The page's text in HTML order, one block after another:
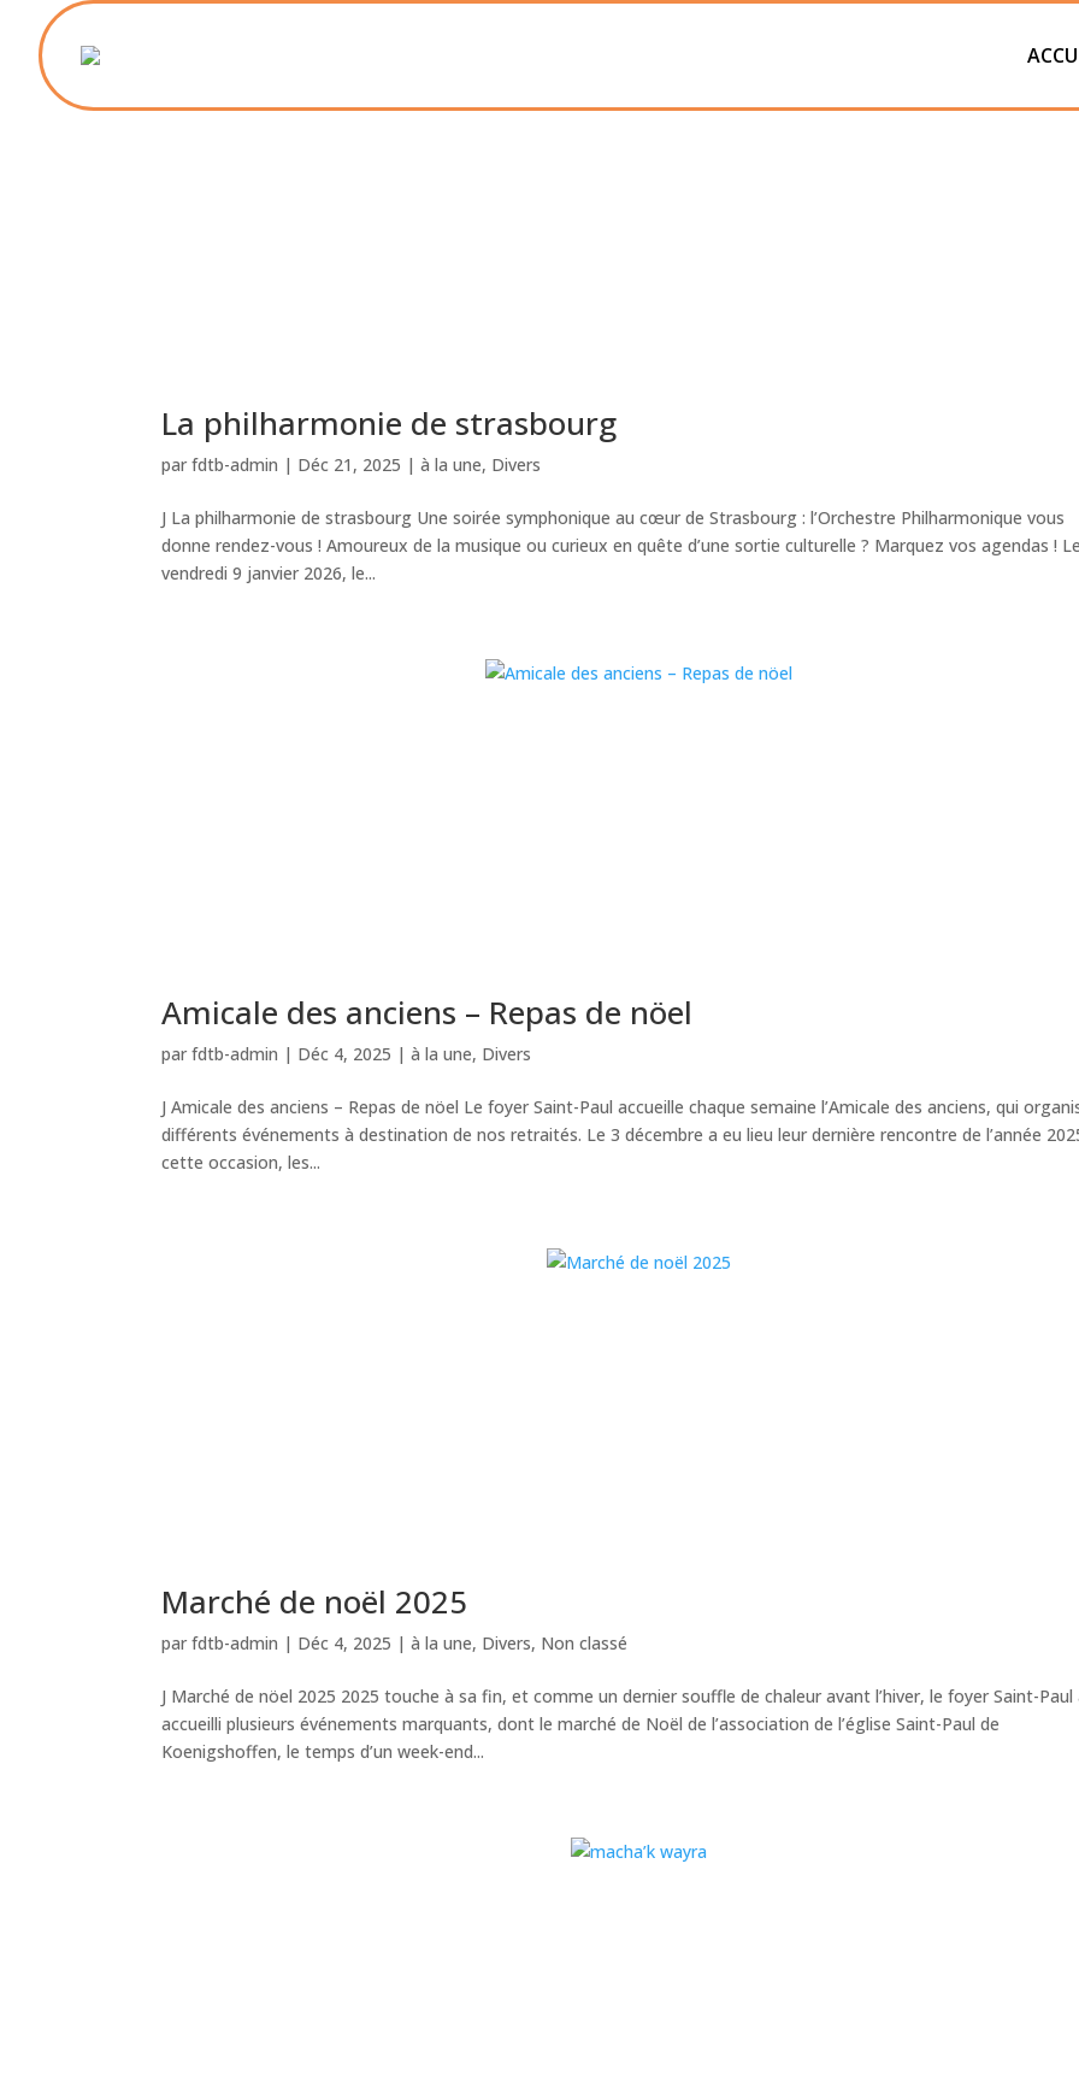
La philharmonie de strasbourg
parfdtb-admin | Déc 21, 2025 |à la une, Divers
J La philharmonie de strasbourg Une soirée symphonique au cœur de Strasbourg : l’Orchestre Philharmonique vous
donne rendez-vous ! Amoureux de la musique ou curieux en quête d’une sortie culturelle ? Marquez vos agendas !
vendredi 9 janvier 2026, le...
Amicale des anciens – Repas de nöel
parfdtb-admin | Déc 4, 2025 |à la une, Divers
J Amicale des anciens – Repas de nöel Le foyer Saint-Paul accueille chaque semaine l’Amicale des anciens, qui
différents événements à destination de nos retraités. Le 3 décembre a eu lieu leur dernière rencontre de l’année
cette occasion, les...
Marché de noël 2025
parfdtb-admin | Déc 4, 2025 |à la une, Divers, Non classé
J Marché de nöel 2025 2025 touche à sa fin, et comme un dernier souffle de chaleur avant l’hiver, le foyer Saint-Paul
accueilli plusieurs événements marquants, dont le marché de Noël de l’association de l’église Saint-Paul de
Koenigshoffen, le temps d’un week-end...